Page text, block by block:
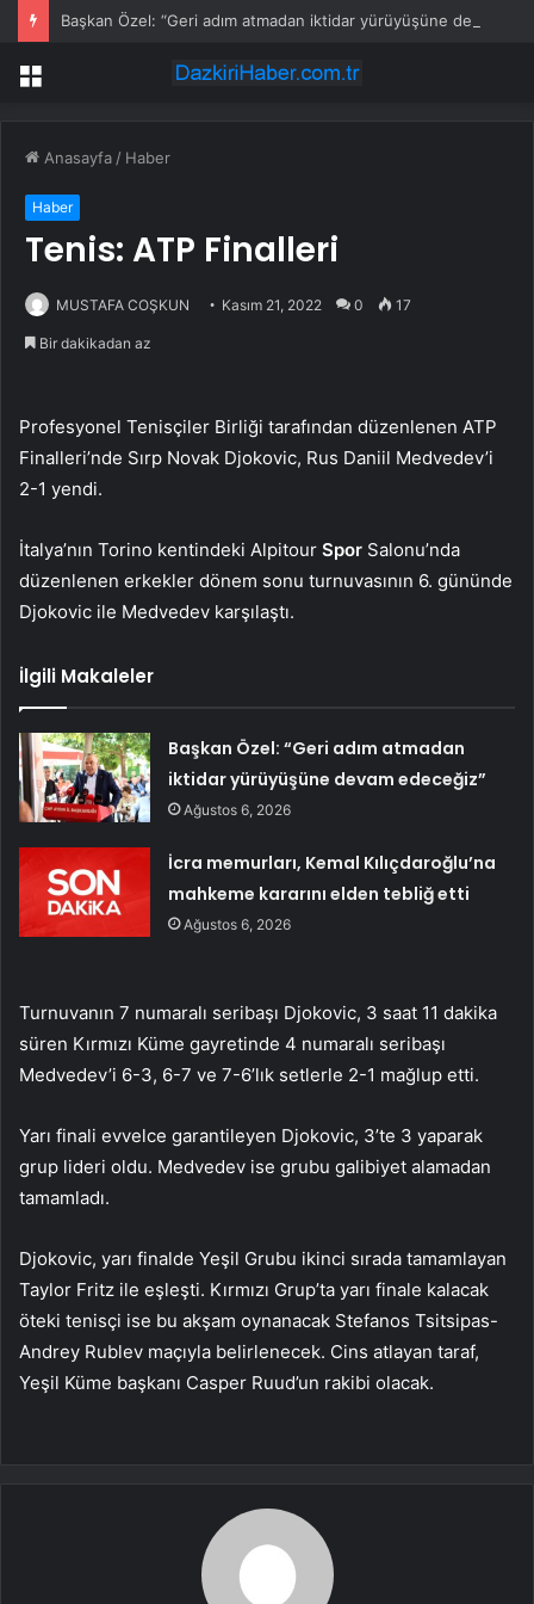
Menü
Anasayfa / Haber
Haber
Tenis: ATP Finalleri
MUSTAFA COŞKUN Kasım 21, 2022 0 17
Bir dakikadan az
Profesyonel Tenisçiler Birliği tarafından düzenlenen ATP
Finalleri’nde Sırp Novak Djokovic, Rus Daniil Medvedev’i
2-1 yendi.
İtalya’nın Torino kentindeki Alpitour Spor Salonu’nda
düzenlenen erkekler dönem sonu turnuvasının 6. gününde
Djokovic ile Medvedev karşılaştı.
İlgili Makaleler
Başkan Özel: “Geri adım atmadan
iktidar yürüyüşüne devam edeceğiz”
Ağustos 6, 2026
İcra memurları, Kemal Kılıçdaroğlu’na
mahkeme kararını elden tebliğ etti
Ağustos 6, 2026
Turnuvanın 7 numaralı seribaşı Djokovic, 3 saat 11 dakika
süren Kırmızı Küme gayretinde 4 numaralı seribaşı
Medvedev’i 6-3, 6-7 ve 7-6’lık setlerle 2-1 mağlup etti.
Yarı finali evvelce garantileyen Djokovic, 3’te 3 yaparak
grup lideri oldu. Medvedev ise grubu galibiyet alamadan
tamamladı.
Djokovic, yarı finalde Yeşil Grubu ikinci sırada tamamlayan
Taylor Fritz ile eşleşti. Kırmızı Grup’ta yarı finale kalacak
öteki tenisçi ise bu akşam oynanacak Stefanos Tsitsipas-
Andrey Rublev maçıyla belirlenecek. Cins atlayan taraf,
Yeşil Küme başkanı Casper Ruud’un rakibi olacak.